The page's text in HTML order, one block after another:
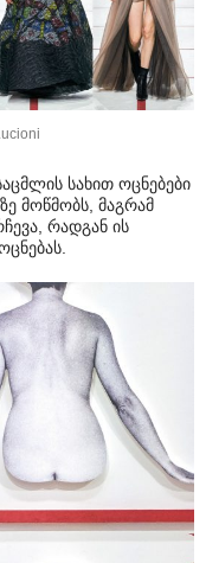
სახით ოცნებები
მოწმობს, მაგრამ
რადგან ის